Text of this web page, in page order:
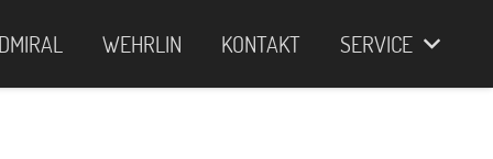
WEHRLIN KONTAKT SERVICE